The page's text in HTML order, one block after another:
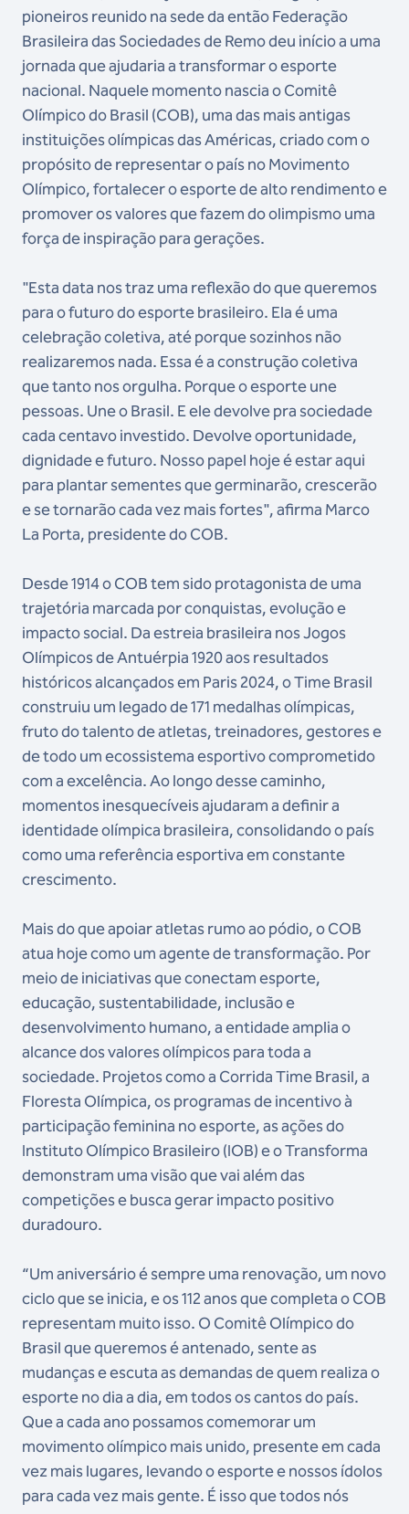
pioneiros reunido na sede da então Federação
Brasileira das Sociedades de Remo deu início a uma
jornada que ajudaria a transformar o esporte
nacional. Naquele momento nascia o Comitê
Olímpico do Brasil (COB), uma das mais antigas
instituições olímpicas das Américas, criado com o
propósito de representar o país no Movimento
Olímpico, fortalecer o esporte de alto rendimento e
promover os valores que fazem do olimpismo uma
força de inspiração para gerações.
"Esta data nos traz uma reflexão do que queremos
para o futuro do esporte brasileiro. Ela é uma
celebração coletiva, até porque sozinhos não
realizaremos nada. Essa é a construção coletiva
que tanto nos orgulha. Porque o esporte une
pessoas. Une o Brasil. E ele devolve pra sociedade
cada centavo investido. Devolve oportunidade,
dignidade e futuro. Nosso papel hoje é estar aqui
para plantar sementes que germinarão, crescerão
e se tornarão cada vez mais fortes", afirma Marco
La Porta, presidente do COB.
Desde 1914 o COB tem sido protagonista de uma
trajetória marcada por conquistas, evolução e
impacto social. Da estreia brasileira nos Jogos
Olímpicos de Antuérpia 1920 aos resultados
históricos alcançados em Paris 2024, o Time Brasil
construiu um legado de 171 medalhas olímpicas,
fruto do talento de atletas, treinadores, gestores e
de todo um ecossistema esportivo comprometido
com a excelência. Ao longo desse caminho,
momentos inesquecíveis ajudaram a definir a
identidade olímpica brasileira, consolidando o país
como uma referência esportiva em constante
crescimento.
Mais do que apoiar atletas rumo ao pódio, o COB
atua hoje como um agente de transformação. Por
meio de iniciativas que conectam esporte,
educação, sustentabilidade, inclusão e
desenvolvimento humano, a entidade amplia o
alcance dos valores olímpicos para toda a
sociedade. Projetos como a Corrida Time Brasil, a
Floresta Olímpica, os programas de incentivo à
participação feminina no esporte, as ações do
Instituto Olímpico Brasileiro (IOB) e o Transforma
demonstram uma visão que vai além das
competições e busca gerar impacto positivo
duradouro.
“Um aniversário é sempre uma renovação, um novo
ciclo que se inicia, e os 112 anos que completa o COB
representam muito isso. O Comitê Olímpico do
Brasil que queremos é antenado, sente as
mudanças e escuta as demandas de quem realiza o
esporte no dia a dia, em todos os cantos do país.
Que a cada ano possamos comemorar um
movimento olímpico mais unido, presente em cada
vez mais lugares, levando o esporte e nossos ídolos
para cada vez mais gente. É isso que todos nós